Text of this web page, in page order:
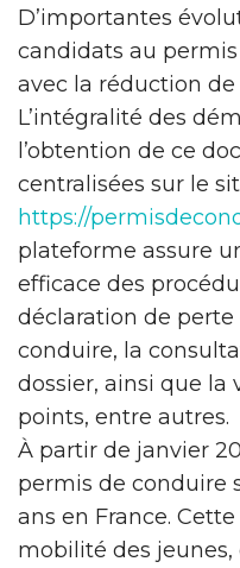
D’importantes
candidats au
avec la réduction de
L’intégralité des
l’obtention de ce
centralisées sur le
https://
plateforme assure
efficace des
déclaration de
conduire, la
dossier, ainsi que la
points, entre autres.
À partir de janvier
permis de conduire
ans en France.
mobilité des